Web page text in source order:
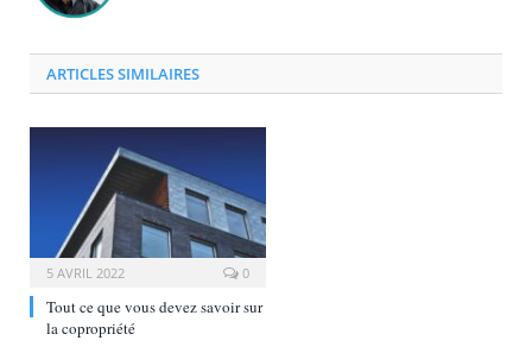
ARTICLES SIMILAIRES
5 AVRIL 2022 0
Tout ce que vous devez savoir sur
la copropriété